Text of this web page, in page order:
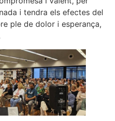
i tendra els efectes del
ple de dolor i esperança,